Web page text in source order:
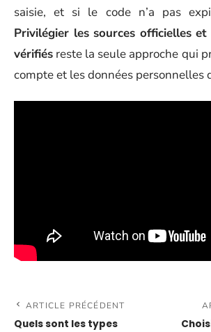
saisie, et si le code n’a pas
Privilégier les sources officielles
vérifiés reste la seule approche qui
compte et les données personnelles
ARTICLE PRÉCÉDENT
Quels sont les types